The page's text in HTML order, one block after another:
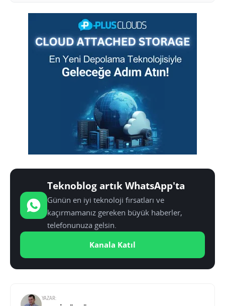
Teknoblog artık WhatsApp'ta
Günün en iyi teknoloji fırsatları ve
kaçırmamanız gereken büyük haberler,
telefonunuza gelsin.
Kanala Katıl
YAZAR: